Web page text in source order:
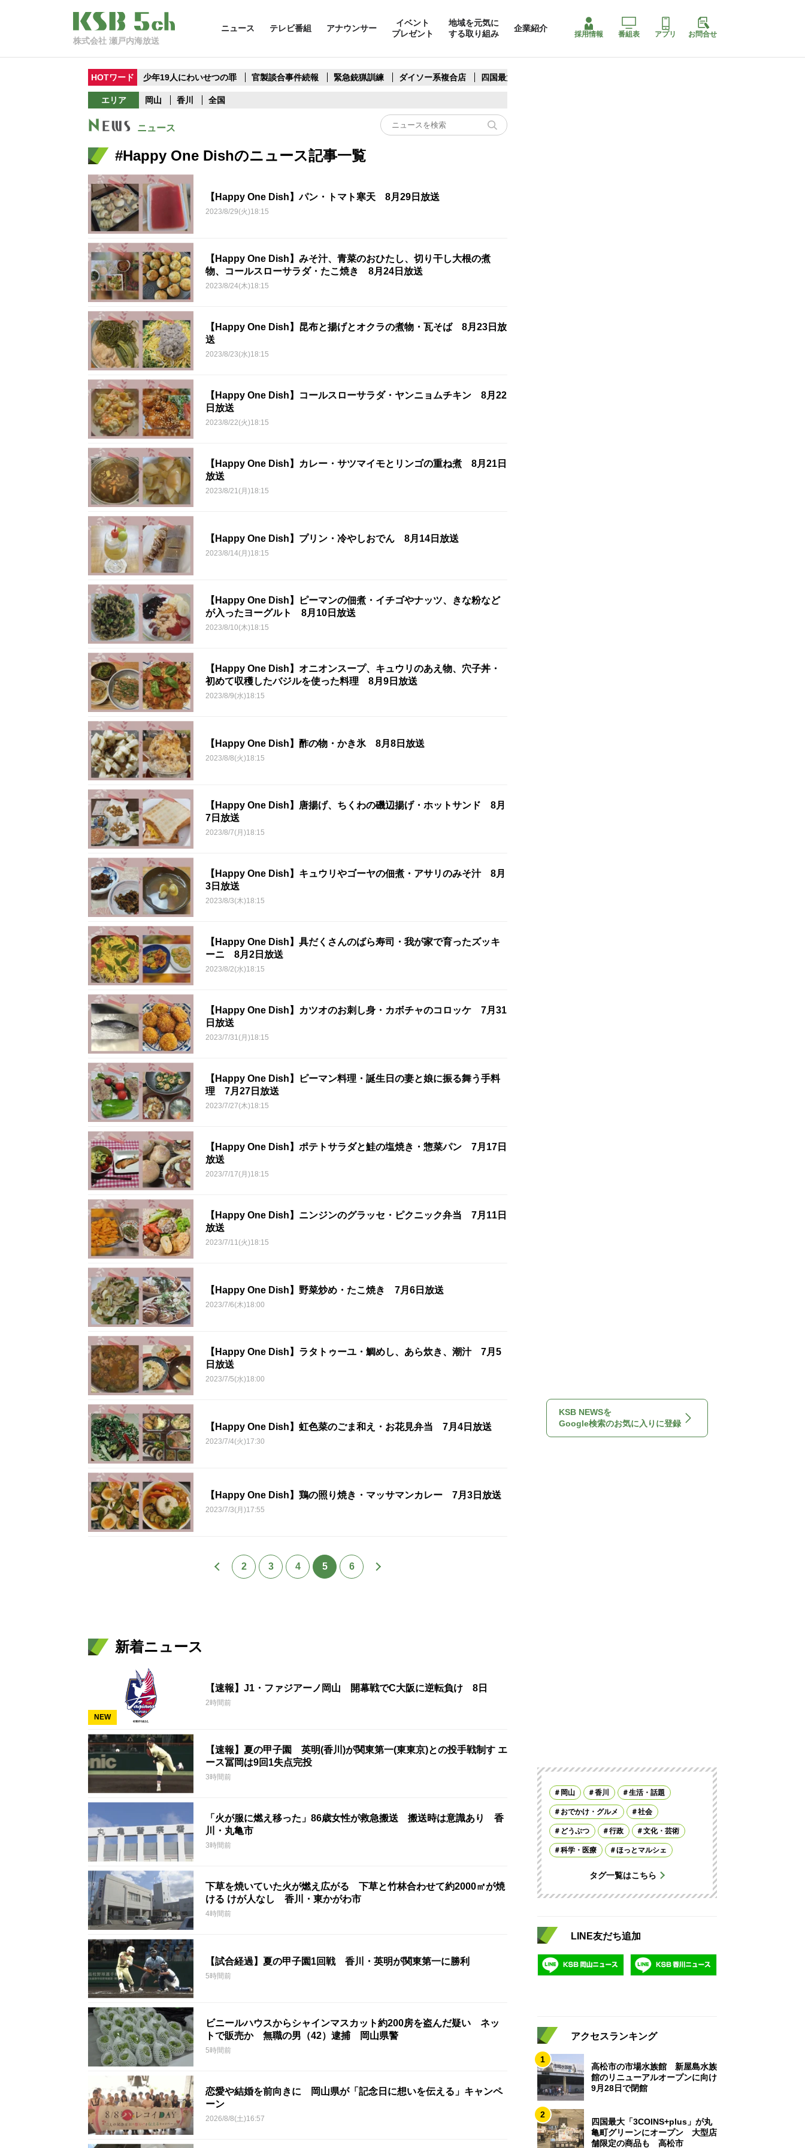
株式会社 瀬戸内海放送
ニュース テレビ番組 アナウンサー
イベント
プレゼント
地域を元気に
する取り組み
企業紹介
採用情報 番組表 アプリ お問合せ
HOTワード 少年19人にわいせつの罪 官製談合事件続報 緊急銃猟訓練 ダイソー系複合店 四国最大スリコ
エリア 岡山 香川 全国
ニュース
#Happy One Dishのニュース記事一覧
【Happy One Dish】パン・トマト寒天 8月29日放送
2023/8/29(火)18:15
【Happy One Dish】みそ汁、青菜のおひたし、切り干し大根の煮
物、コールスローサラダ・たこ焼き 8月24日放送
2023/8/24(木)18:15
【Happy One Dish】昆布と揚げとオクラの煮物・瓦そば 8月23日放
送
2023/8/23(水)18:15
【Happy One Dish】コールスローサラダ・ヤンニョムチキン 8月22
日放送
2023/8/22(火)18:15
【Happy One Dish】カレー・サツマイモとリンゴの重ね煮 8月21日
放送
2023/8/21(月)18:15
【Happy One Dish】プリン・冷やしおでん 8月14日放送
2023/8/14(月)18:15
【Happy One Dish】ピーマンの佃煮・イチゴやナッツ、きな粉など
が入ったヨーグルト 8月10日放送
2023/8/10(木)18:15
【Happy One Dish】オニオンスープ、キュウリのあえ物、穴子丼・
初めて収穫したバジルを使った料理 8月9日放送
2023/8/9(水)18:15
【Happy One Dish】酢の物・かき氷 8月8日放送
2023/8/8(火)18:15
【Happy One Dish】唐揚げ、ちくわの磯辺揚げ・ホットサンド 8月
7日放送
2023/8/7(月)18:15
【Happy One Dish】キュウリやゴーヤの佃煮・アサリのみそ汁 8月
3日放送
2023/8/3(木)18:15
【Happy One Dish】具だくさんのばら寿司・我が家で育ったズッキ
ーニ 8月2日放送
2023/8/2(水)18:15
【Happy One Dish】カツオのお刺し身・カボチャのコロッケ 7月31
日放送
2023/7/31(月)18:15
【Happy One Dish】ピーマン料理・誕生日の妻と娘に振る舞う手料
理 7月27日放送
2023/7/27(木)18:15
【Happy One Dish】ポテトサラダと鮭の塩焼き・惣菜パン 7月17日
放送
2023/7/17(月)18:15
【Happy One Dish】ニンジンのグラッセ・ピクニック弁当 7月11日
放送
2023/7/11(火)18:15
【Happy One Dish】野菜炒め・たこ焼き 7月6日放送
2023/7/6(木)18:00
【Happy One Dish】ラタトゥーユ・鯛めし、あら炊き、潮汁 7月5
日放送
2023/7/5(水)18:00
【Happy One Dish】虹色菜のごま和え・お花見弁当 7月4日放送
2023/7/4(火)17:30
【Happy One Dish】鶏の照り焼き・マッサマンカレー 7月3日放送
2023/7/3(月)17:55
2 3 4 5 6
新着ニュース
NEW
【速報】J1・ファジアーノ岡山 開幕戦でC大阪に逆転負け 8日
2時間前
【速報】夏の甲子園 英明(香川)が関東第一(東東京)との投手戦制す エ
ース冨岡は9回1失点完投
3時間前
「火が服に燃え移った」86歳女性が救急搬送 搬送時は意識あり 香
川・丸亀市
3時間前
下草を焼いていた火が燃え広がる 下草と竹林合わせて約2000㎡が焼
ける けが人なし 香川・東かがわ市
4時間前
【試合経過】夏の甲子園1回戦 香川・英明が関東第一に勝利
5時間前
ビニールハウスからシャインマスカット約200房を盗んだ疑い ネッ
トで販売か 無職の男（42）逮捕 岡山県警
5時間前
恋愛や結婚を前向きに 岡山県が「記念日に想いを伝える」キャンペ
ーン
2026/8/8(土)16:57
KSB NEWSを
Google検索のお気に入りに登録
岡山 香川 生活・話題
おでかけ・グルメ 社会
どうぶつ 行政 文化・芸術
科学・医療 ほっとマルシェ
タグ一覧はこちら
LINE友だち追加
アクセスランキング
1
高松市の市場水族館 新屋島水族
館のリニューアルオープンに向け
9月28日で閉館
2
四国最大「3COINS+plus」が丸
亀町グリーンにオープン 大型店
舗限定の商品も 高松市